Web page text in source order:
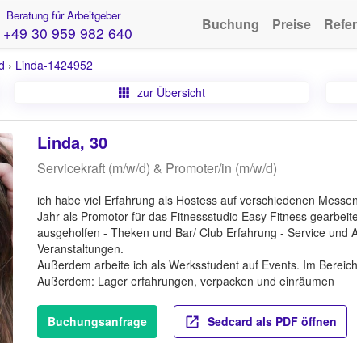
Beratung für Arbeitgeber
+49 30 959 982 640 Buchung Preise
› Linda-1424952
zur Übersicht
Linda, 30
Servicekraft (m/w/d) & Promoter/in (m/w/d)
ich habe viel Erfahrung als Hostess auf verschiedenen
Jahr als Promotor für das Fitnessstudio Easy Fitness
ausgeholfen - Theken und Bar/ Club Erfahrung - Service und
Veranstaltungen.
Außerdem arbeite ich als Werksstudent auf Events. Im
Außerdem: Lager erfahrungen, verpacken und einräumen
Buchungsanfrage Sedcard als PDF öffnen